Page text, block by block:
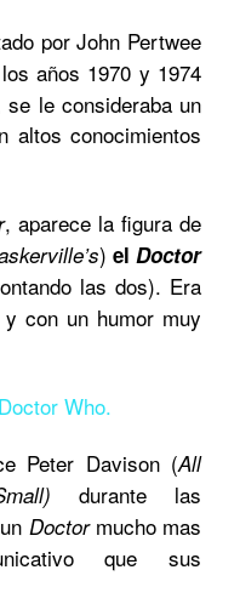
por John Pertwee
años 1970 y 1974
le consideraba un
altos conocimientos
, aparece la figura de
) el Doctor
las dos). Era
con un humor muy
Peter Davison (All
durante las
Doctormucho mas
que sus